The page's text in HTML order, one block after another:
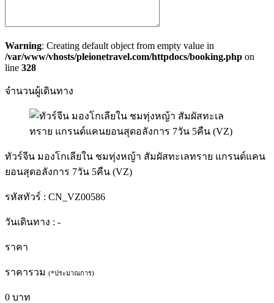
Warning: Creating default object from empty value in
/var/www/vhosts/pleionetravel.com/httpdocs/booking.php on
line 328
จำนวนผู้เดินทาง
ทัวร์จีน มองโกเลียใน ชมทุ่งหญ้า สัมผัสทะเลทราย แกรนด์แคน
ยอนสุดอลังการ 7วัน 5คืน (VZ)
รหัสทัวร์ : CN_VZ00586
วันเดินทาง : -
ราคา
ราคารวม (*ประมาณการ)
0 บาท